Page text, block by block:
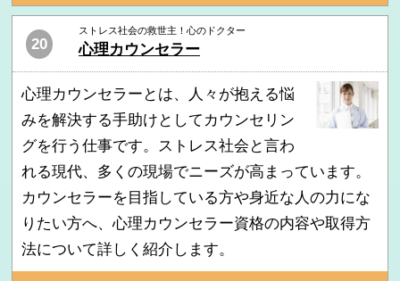
20
ストレス社会の救世主！心のドクター
心理カウンセラー
心理カウンセラーとは、人々が抱える悩
みを解決する手助けとしてカウンセリン
グを行う仕事です。ストレス社会と言わ
れる現代、多くの現場でニーズが高まっています。
カウンセラーを目指している方や身近な人の力にな
りたい方へ、心理カウンセラー資格の内容や取得方
法について詳しく紹介します。